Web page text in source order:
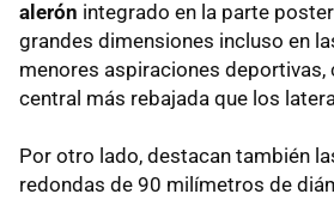
alerón integrado en la parte
grandes dimensiones incluso en
menores aspiraciones deportivas,
central más rebajada que los
Por otro lado, destacan también
redondas de 90 milímetros de